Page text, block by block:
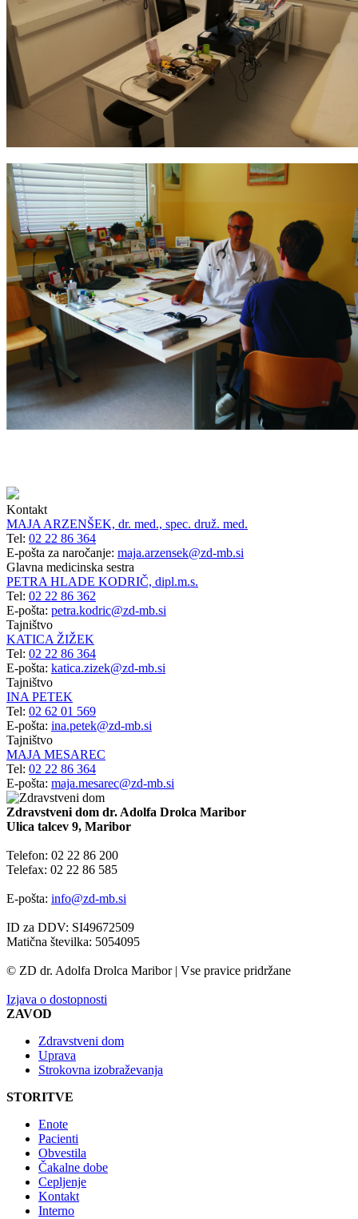
Kontakt
MAJA ARZENŠEK, dr. med., spec. druž. med.
Tel: 02 22 86 364
E-pošta za naročanje: maja.arzensek@zd-mb.si
Glavna medicinska sestra
PETRA HLADE KODRIČ, dipl.m.s.
Tel: 02 22 86 362
E-pošta: petra.kodric@zd-mb.si
Tajništvo
KATICA ŽIŽEK
Tel: 02 22 86 364
E-pošta: katica.zizek@zd-mb.si
Tajništvo
INA PETEK
Tel: 02 62 01 569
E-pošta: ina.petek@zd-mb.si
Tajništvo
MAJA MESAREC
Tel: 02 22 86 364
E-pošta: maja.mesarec@zd-mb.si
Zdravstveni dom dr. Adolfa Drolca Maribor
Ulica talcev 9, Maribor
Telefon: 02 22 86 200
Telefax: 02 22 86 585
E-pošta: info@zd-mb.si
ID za DDV: SI49672509
Matična številka: 5054095
© ZD dr. Adolfa Drolca Maribor | Vse pravice pridržane
Izjava o dostopnosti
ZAVOD
Zdravstveni dom
Uprava
Strokovna izobraževanja
STORITVE
Enote
Pacienti
Obvestila
Čakalne dobe
Cepljenje
Kontakt
Interno